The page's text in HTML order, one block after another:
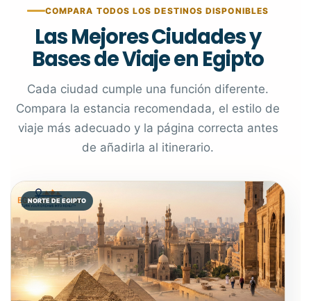
COMPARA TODOS LOS DESTINOS DISPONIBLES
Las Mejores Ciudades y
Bases de Viaje en Egipto
Cada ciudad cumple una función diferente.
Compara la estancia recomendada, el estilo de
viaje más adecuado y la página correcta antes
de añadirla al itinerario.
NORTE DE EGIPTO